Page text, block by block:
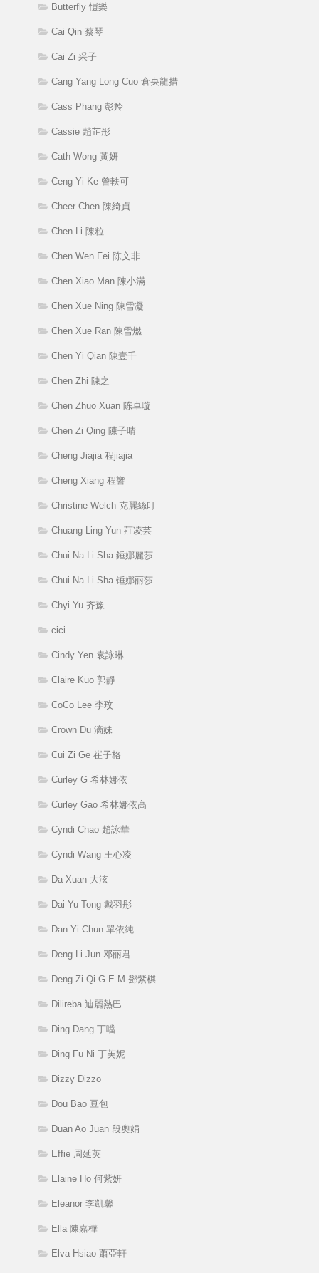
Butterfly 愷樂
Cai Qin 蔡琴
Cai Zi 采子
Cang Yang Long Cuo 倉央龍措
Cass Phang 彭羚
Cassie 趙芷彤
Cath Wong 黃妍
Ceng Yi Ke 曾軼可
Cheer Chen 陳綺貞
Chen Li 陳粒
Chen Wen Fei 陈文非
Chen Xiao Man 陳小滿
Chen Xue Ning 陳雪凝
Chen Xue Ran 陳雪燃
Chen Yi Qian 陳壹千
Chen Zhi 陳之
Chen Zhuo Xuan 陈卓璇
Chen Zi Qing 陳子晴
Cheng Jiajia 程jiajia
Cheng Xiang 程響
Christine Welch 克麗絲叮
Chuang Ling Yun 莊凌芸
Chui Na Li Sha 錘娜麗莎
Chui Na Li Sha 锤娜丽莎
Chyi Yu 齐豫
cici_
Cindy Yen 袁詠琳
Claire Kuo 郭靜
CoCo Lee 李玟
Crown Du 滴妹
Cui Zi Ge 崔子格
Curley G 希林娜依
Curley Gao 希林娜依高
Cyndi Chao 趙詠華
Cyndi Wang 王心凌
Da Xuan 大泫
Dai Yu Tong 戴羽彤
Dan Yi Chun 單依純
Deng Li Jun 邓丽君
Deng Zi Qi G.E.M 鄧紫棋
Dilireba 迪麗熱巴
Ding Dang 丁噹
Ding Fu Ni 丁芙妮
Dizzy Dizzo
Dou Bao 豆包
Duan Ao Juan 段奧娟
Effie 周延英
Elaine Ho 何紫妍
Eleanor 李凱馨
Ella 陳嘉樺
Elva Hsiao 蕭亞軒